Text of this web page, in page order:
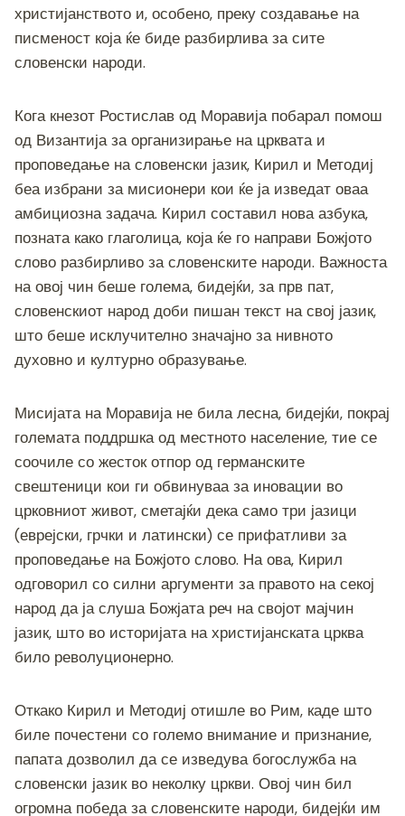
христијанството и, особено, преку создавање на
писменост која ќе биде разбирлива за сите
словенски народи.
Кога кнезот Ростислав од Моравија побарал помош
од Византија за организирање на црквата и
проповедање на словенски јазик, Кирил и Методиј
беа избрани за мисионери кои ќе ја изведат оваа
амбициозна задача. Кирил составил нова азбука,
позната како глаголица, која ќе го направи Божјото
слово разбирливо за словенските народи. Важноста
на овој чин беше голема, бидејќи, за прв пат,
словенскиот народ доби пишан текст на свој јазик,
што беше исклучително значајно за нивното
духовно и културно образување.
Мисијата на Моравија не била лесна, бидејќи, покрај
големата поддршка од местното население, тие се
соочиле со жесток отпор од германските
свештеници кои ги обвинуваа за иновации во
црковниот живот, сметајќи дека само три јазици
(еврејски, грчки и латински) се прифатливи за
проповедање на Божјото слово. На ова, Кирил
одговорил со силни аргументи за правото на секој
народ да ја слуша Божјата реч на својот мајчин
јазик, што во историјата на христијанската црква
било револуционерно.
Откако Кирил и Методиј отишле во Рим, каде што
биле почестени со големо внимание и признание,
папата дозволил да се изведува богослужба на
словенски јазик во неколку цркви. Овој чин бил
огромна победа за словенските народи, бидејќи им